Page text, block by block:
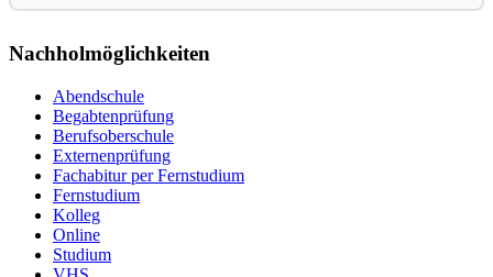
Nachholmöglichkeiten
Abendschule
Begabtenprüfung
Berufsoberschule
Externenprüfung
Fachabitur per Fernstudium
Fernstudium
Kolleg
Online
Studium